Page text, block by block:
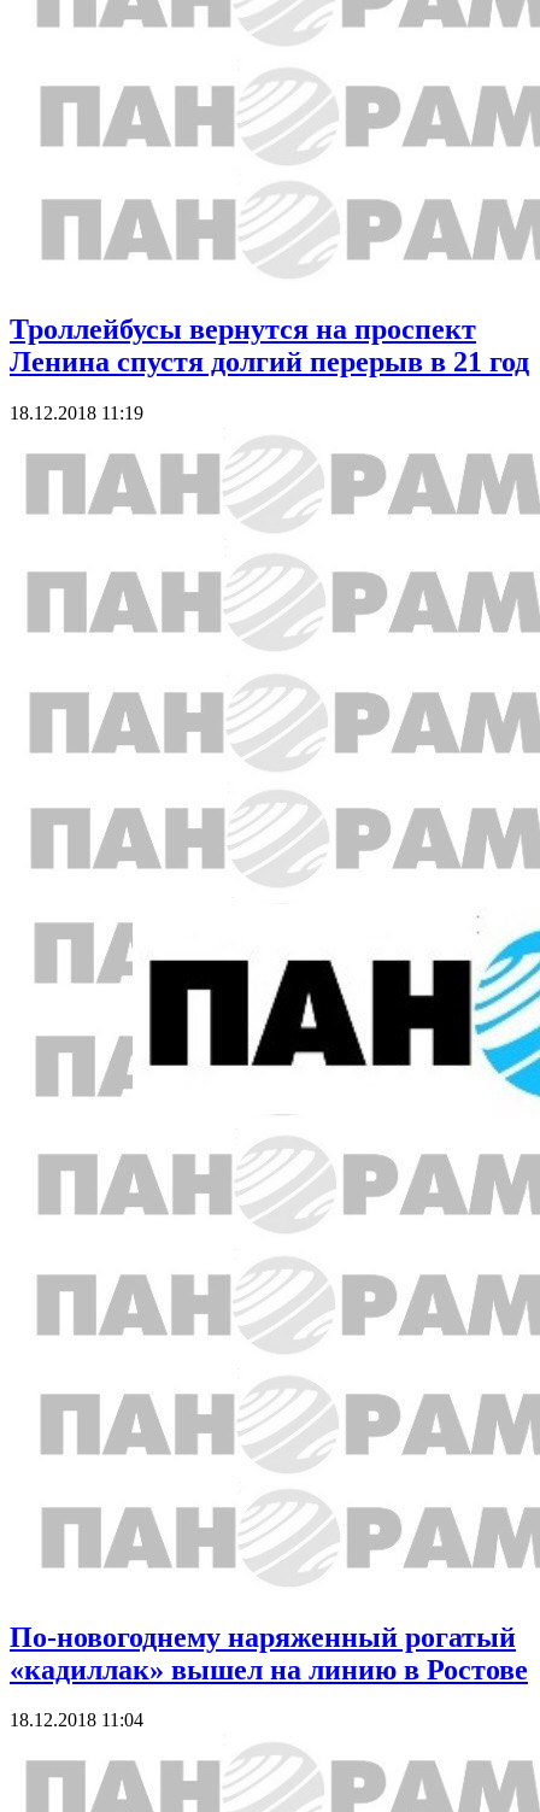
Троллейбусы вернутся на проспект
Ленина спустя долгий перерыв в 21 год
18.12.2018 11:19
По-новогоднему наряженный рогатый
«кадиллак» вышел на линию в Ростове
18.12.2018 11:04